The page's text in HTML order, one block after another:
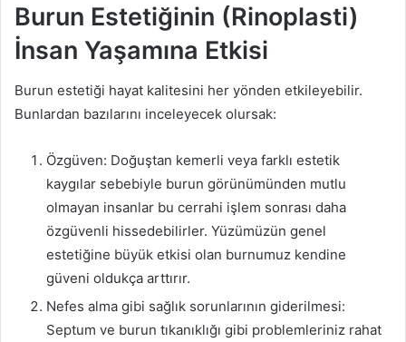
Burun Estetiğinin (Rinoplasti)
İnsan Yaşamına Etkisi
Burun estetiği hayat kalitesini her yönden etkileyebilir.
Bunlardan bazılarını inceleyecek olursak:
Özgüven: Doğuştan kemerli veya farklı estetik
kaygılar sebebiyle burun görünümünden mutlu
olmayan insanlar bu cerrahi işlem sonrası daha
özgüvenli hissedebilirler. Yüzümüzün genel
estetiğine büyük etkisi olan burnumuz kendine
güveni oldukça arttırır.
Nefes alma gibi sağlık sorunlarının giderilmesi:
Septum ve burun tıkanıklığı gibi problemleriniz rahat